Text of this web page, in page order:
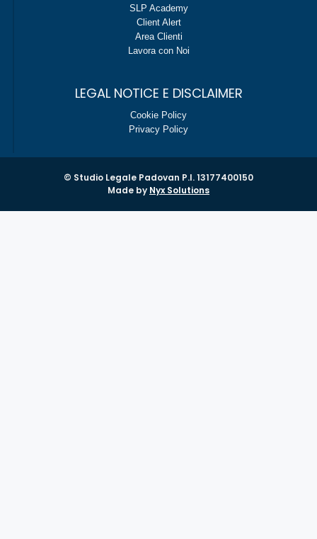
SLP Academy
Client Alert
Area Clienti
Lavora con Noi
LEGAL NOTICE E DISCLAIMER
Cookie Policy
Privacy Policy
© Studio Legale Padovan P.I. 13177400150
Made by Nyx Solutions